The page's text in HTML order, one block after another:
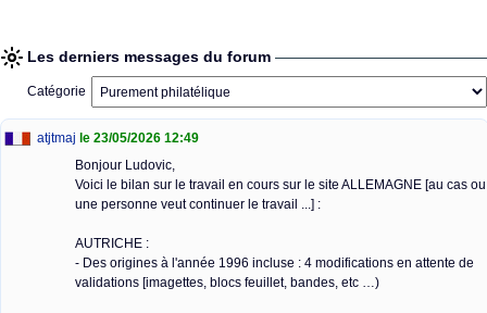
Les derniers messages du forum
Catégorie
atjtmaj le 23/05/2026 12:49
Bonjour Ludovic,
Voici le bilan sur le travail en cours sur le site ALLEMAGNE [au cas ou
une personne veut continuer le travail ...] :
AUTRICHE :
- Des origines à l'année 1996 incluse : 4 modifications en attente de
validations [imagettes, blocs feuillet, bandes, etc …)